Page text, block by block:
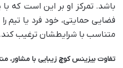
باشد. تمرکز او بر این است که
فضایی حمایتی، خود فرد یا تیم
متناسب با شرایطشان ترغیب کند.
تفاوت بیزینس کوچ زیبایی با مشاور،